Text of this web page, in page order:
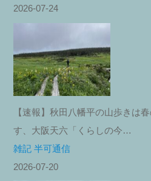
2026-07-24
【速報】秋田八幡平の山歩きは
す、大阪天六「くらしの今…
雑記 半可通信
2026-07-20